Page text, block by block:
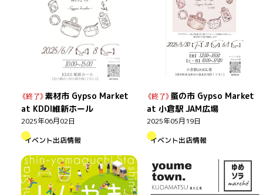
素材市 Gypso Market
at KDDI維新ホール
2025年06月02日
イベント出店情報
蚤の市 Gypso Market
at 小倉駅 JAM広場
2025年05月19日
イベント出店情報